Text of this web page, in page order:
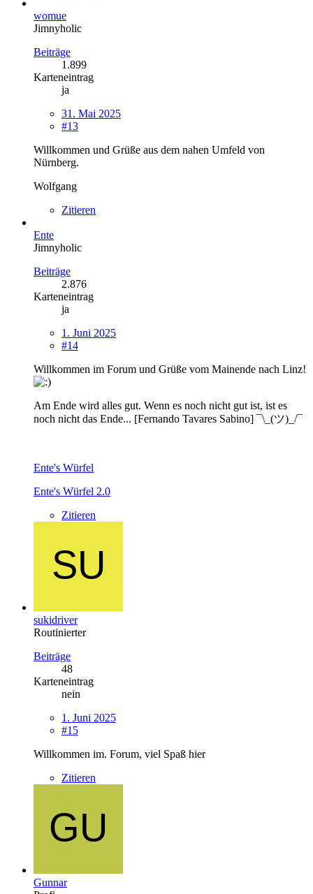
womue
Jimnyholic
Beiträge
1.899
Karteneintrag
ja
31. Mai 2025
#13
Willkommen und Grüße aus dem nahen Umfeld von
Nürnberg.
Wolfgang
Zitieren
Ente
Jimnyholic
Beiträge
2.876
Karteneintrag
ja
1. Juni 2025
#14
Willkommen im Forum und Grüße vom Mainende nach Linz!
Am Ende wird alles gut. Wenn es noch nicht gut ist, ist es
noch nicht das Ende... [Fernando Tavares Sabino] ¯\_(ツ)_/¯
Ente's Würfel
Ente's Würfel 2.0
Zitieren
sukidriver
Routinierter
Beiträge
48
Karteneintrag
nein
1. Juni 2025
#15
Willkommen im. Forum, viel Spaß hier
Zitieren
Gunnar